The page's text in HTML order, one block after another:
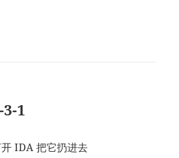
1
IDA 把它扔进去